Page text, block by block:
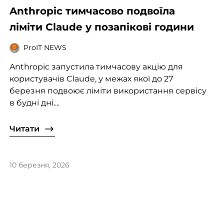
Anthropic тимчасово подвоїла
ліміти Claude у позапікові години
ProIT NEWS
Anthropic запустила тимчасову акцію для
користувачів Claude, у межах якої до 27
березня подвоює ліміти використання сервісу
в будні дні....
Читати
10 березня, 2026